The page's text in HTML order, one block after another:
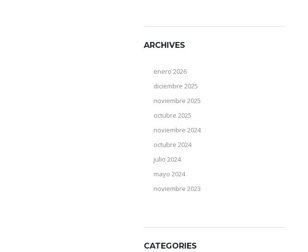
ARCHIVES
enero 2026
diciembre 2025
noviembre 2025
octubre 2025
noviembre 2024
octubre 2024
julio 2024
mayo 2024
noviembre 2023
CATEGORIES